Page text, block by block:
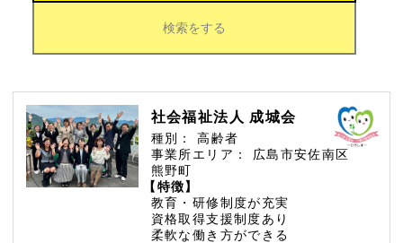
検索をする
社会福祉法人 成城会
種別：
高齢者
事業所エリア：
広島市安佐南区
熊野町
【特徴】
教育・研修制度が充実
資格取得支援制度あり
柔軟な働き方ができる